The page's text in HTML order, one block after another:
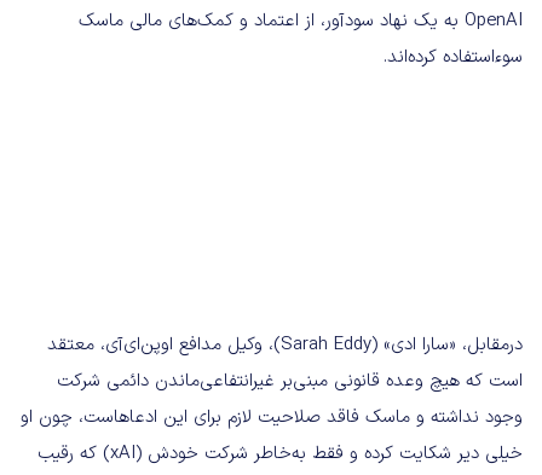
OpenAI به یک نهاد سودآور، از اعتماد و کمک‌های مالی ماسک
سوءاستفاده کرده‌اند.
درمقابل، «سارا ادی» (Sarah Eddy)، وکیل مدافع اوپن‌ای‌آی، معتقد
است که هیچ وعده قانونی مبنی‌بر غیرانتفاعی‌ماندن دائمی شرکت
وجود نداشته و ماسک فاقد صلاحیت لازم برای این ادعاهاست، چون او
خیلی دیر شکایت کرده و فقط به‌خاطر شرکت خودش (xAI) که رقیب